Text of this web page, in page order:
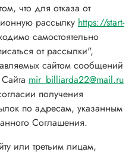
что для отказа от
рассылку https://start-
самостоятельно
от рассылки",
сайтом сообщений
mir_billiarda22@mail.ru
получения
по адресам, указанным
Соглашения.
или третьим лицам,